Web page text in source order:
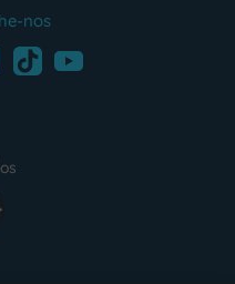
nos
TikTokYoutube